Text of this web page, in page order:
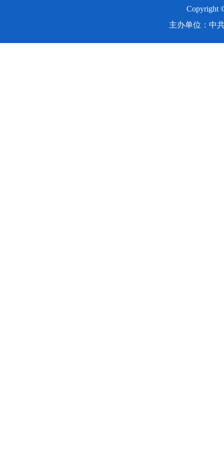
Copyright
主办单位：中